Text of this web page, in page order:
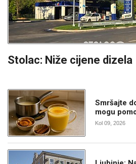
Stolac: Niže cijene dizela
Smršajte
mogu
Kol 09, 2026